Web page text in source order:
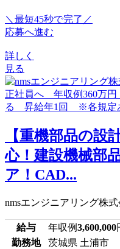
＼最短45秒で完了／
応募へ進む
詳しく
見る
【重機部品の設
心！建設機械部
ア！CAD...
nmsエンジニアリング株式
給与 年収例3,600,000
勤務地
茨城県 土浦市